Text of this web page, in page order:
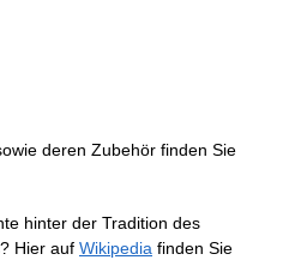
deren Zubehör finden Sie
hinter der Tradition des
Hier auf Wikipedia finden Sie